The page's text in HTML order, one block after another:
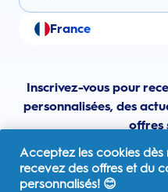
France
Inscrivez-vous pour
personnalisées, des
offres
Acceptez les cookies dès
recevez des offres et du
personnalisés! 😊